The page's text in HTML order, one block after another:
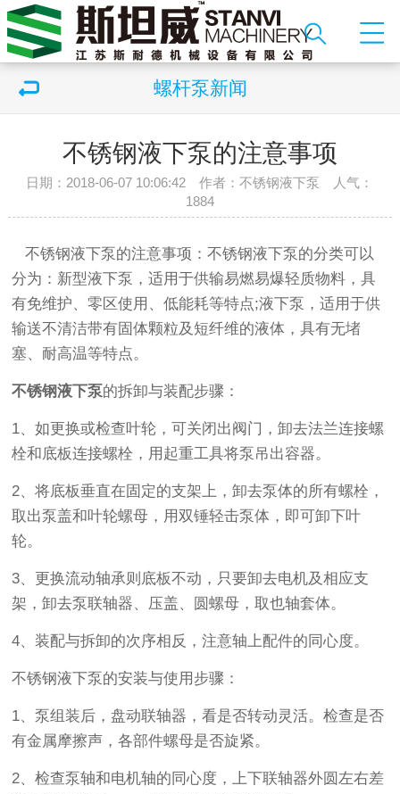
螺杆泵新闻
不锈钢液下泵的注意事项
日期：2018-06-07 10:06:42 作者：不锈钢液下泵 人气：
1884
不锈钢液下泵的注意事项：不锈钢液下泵的分类可以
分为：新型液下泵，适用于供输易燃易爆轻质物料，具
有免维护、零区使用、低能耗等特点;液下泵，适用于供
输送不清洁带有固体颗粒及短纤维的液体，具有无堵
塞、耐高温等特点。
不锈钢液下泵的拆卸与装配步骤：
1、如更换或检查叶轮，可关闭出阀门，卸去法兰连接螺
栓和底板连接螺栓，用起重工具将泵吊出容器。
2、将底板垂直在固定的支架上，卸去泵体的所有螺栓，
取出泵盖和叶轮螺母，用双锤轻击泵体，即可卸下叶
轮。
3、更换流动轴承则底板不动，只要卸去电机及相应支
架，卸去泵联轴器、压盖、圆螺母，取也轴套体。
4、装配与拆卸的次序相反，注意轴上配件的同心度。
不锈钢液下泵的安装与使用步骤：
1、泵组装后，盘动联轴器，看是否转动灵活。检查是否
有金属摩擦声，各部件螺母是否旋紧。
2、检查泵轴和电机轴的同心度，上下联轴器外圆左右差